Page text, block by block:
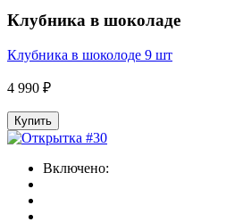
Клубника в шоколаде
Клубника в шоколоде 9 шт
4 990 ₽
Купить
Включено: